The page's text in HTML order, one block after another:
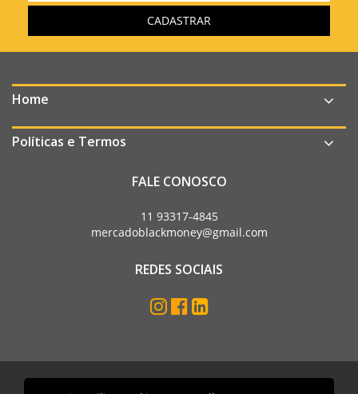
Home
Políticas e Termos
FALE CONOSCO
11 93317-4845
mercadoblackmoney@gmail.com
REDES SOCIAIS